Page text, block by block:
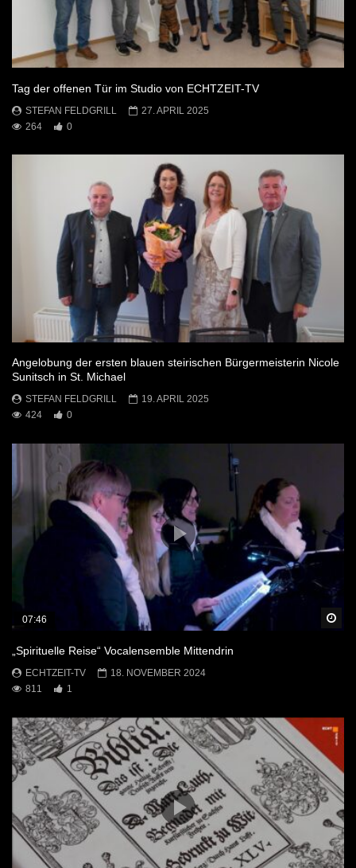
Tag der offenen Tür im Studio von ECHTZEIT-TV
STEFAN FELDGRILL
27. APRIL 2025
264
0
Angelobung der ersten blauen steirischen Bürgermeisterin Nicole
Sunitsch in St. Michael
STEFAN FELDGRILL
19. APRIL 2025
424
0
07:46
„Spirituelle Reise“ Vocalensemble Mittendrin
ECHTZEIT-TV
18. NOVEMBER 2024
811
1